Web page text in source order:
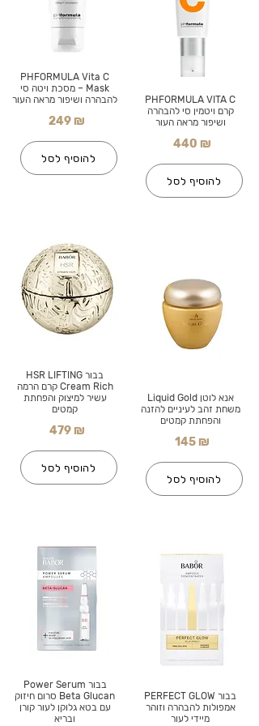
PHFORMULA Vita C
Mask – מסכת ויטה סי
להבהרה ושיפור מראה העור
249 ₪
להוסיף לסל
בבור HSR LIFTING
Cream Rich קרם הרמה
עשיר למיצוק והפחתת
קמטים
479 ₪
להוסיף לסל
בבור Power Serum
Beta Glucan סרום חיזוק
עם בטא גלוקן לעור קורן
ובריא
PHFORMULA VITA C
קרם ויטמין סי להבהרה
ושיפור מראה העור
440 ₪
להוסיף לסל
אנא לוטן Liquid Gold
משחת זהב לעיניים להזנה
והפחתת קמטים
145 ₪
להוסיף לסל
בבור PERFECT GLOW
אמפולות להבהרה וזוהר
מיידי לעור